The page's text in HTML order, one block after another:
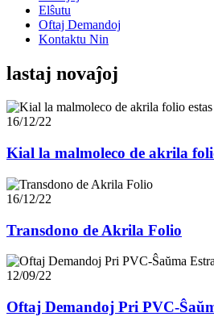
Elŝutu
Oftaj Demandoj
Kontaktu Nin
lastaj novaĵoj
16/12/22
Kial la malmoleco de akrila
16/12/22
Transdono de Akrila Folio
12/09/22
Oftaj Demandoj Pri PVC-